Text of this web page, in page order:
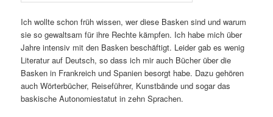
Ich wollte schon früh wissen, wer diese Basken sind und warum
sie so gewaltsam für ihre Rechte kämpfen. Ich habe mich über
Jahre intensiv mit den Basken beschäftigt. Leider gab es wenig
Literatur auf Deutsch, so dass ich mir auch Bücher über die
Basken in Frankreich und Spanien besorgt habe. Dazu gehören
auch Wörterbücher, Reiseführer, Kunstbände und sogar das
baskische Autonomiestatut in zehn Sprachen.